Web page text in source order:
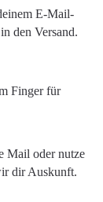
E-Mail-
den Versand.
Mail oder nutze
dir Auskunft.